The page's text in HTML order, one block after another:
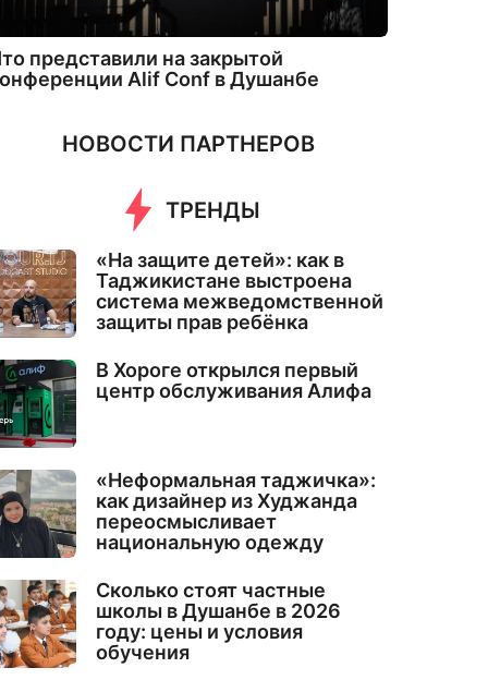
представили на закрытой
Alif Conf в Душанбе
НОВОСТИ ПАРТНЕРОВ
ТРЕНДЫ
«На защите детей»: как в
Таджикистане выстроена
система межведомственной
защиты прав ребёнка
В Хороге открылся первый
центр обслуживания Алифа
«Неформальная таджичка»:
как дизайнер из Худжанда
переосмысливает
национальную одежду
Сколько стоят частные
школы в Душанбе в 2026
году: цены и условия
обучения